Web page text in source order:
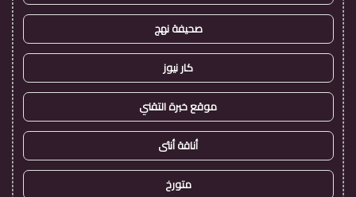
صحيفة نهج
كار نيوز
موقع خبرة التقني
أناقة أنثى
متورخ